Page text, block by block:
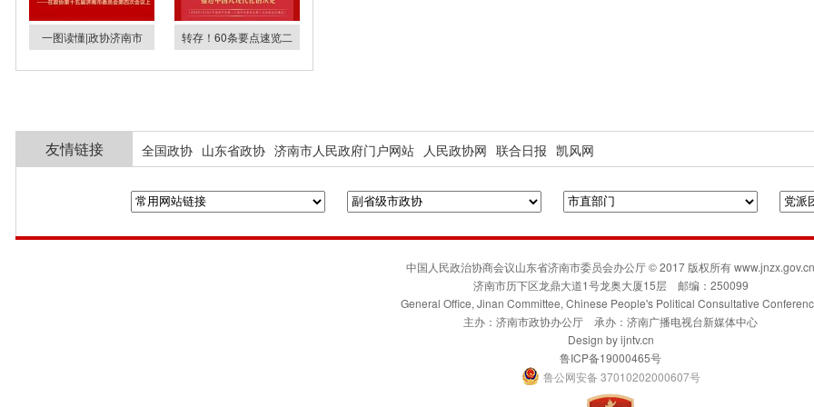
一图读懂|政协济南市 转存！60条要点速览二
友情链接 全国政协 山东省政协 济南市人民政府门户网站 人民政协网 联合日报 凯风网
中国人民政治协商会议山东省济南市委员会办公厅 © 2017 版权所有 www.jnzx.gov.cn
济南市历下区龙鼎大道1号龙奥大厦15层 邮编：250099
General Office, Jinan Committee, Chinese People's Political Consultative
主办：济南市政协办公厅 承办：济南广播电视台新媒体中心
Design byijntv.cn
鲁ICP备19000465号
鲁公网安备 37010202000607号